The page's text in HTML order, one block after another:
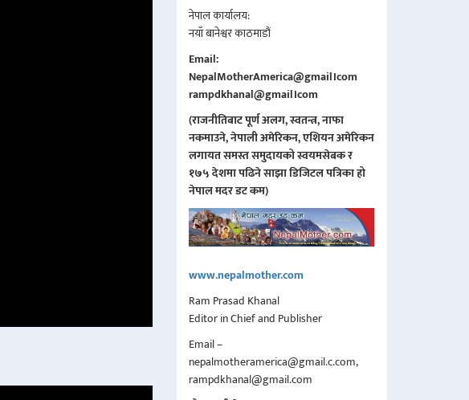
नेपाल कार्यालय:
नयाँ बानेश्वर काठमाडौं
Email:
NepalMotherAmerica@gmail।com
rampdkhanal@gmail।com
(राजनीतिबाट पूर्ण अलग, स्वतन्त्र, नाफा
नकमाउने, नेपाली अमेरिकन, एशियन अमेरिकन
लगायत समस्त समुदायको स्वयमसेबक र
१७५ देशमा पढिने साझा डिजिटल पत्रिका हो
नेपाल मदर डट कम)
www.nepalmother.com
Ram Prasad Khanal
Editor in Chief and Publisher
Email –
nepalmotheramerica@gmail.c.com,
rampdkhanal@gmail.com